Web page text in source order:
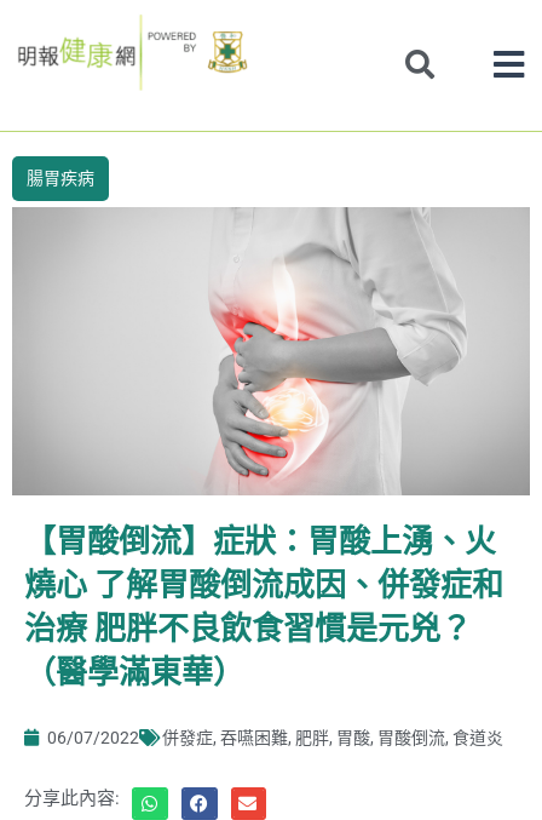
to
腸胃疾病
【胃酸倒流】症狀：胃酸上湧、火
燒心 了解胃酸倒流成因、併發症和
治療 肥胖不良飲食習慣是元兇？
（醫學滿東華）
06/07/2022 併發症, 吞嚥困難, 肥胖, 胃酸, 胃酸倒流, 食道炎
分享此內容: